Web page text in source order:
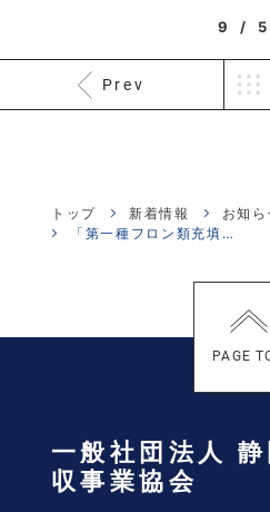
9 /
Prev
トップ 新着情報
お知ら
「第一種フロン類充填回収業者登録等申請手数料」の改正のお知らせ
PAGE
一般社団法人
収事業協会